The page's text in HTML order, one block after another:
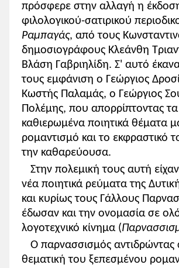
πρόσφερε στην αλλαγή η
φιλολογικού-σατιρικού
Ραμπαγάς, από τους
δημοσιογράφους Κλεάνθη
Βλάση Γαβριηλίδη. Σ' αυτό
τους εμφάνιση ο Γεώργιος
Κωστής Παλαμάς, ο Γεώργιος
Πολέμης, που απορρίπτοντας
καθιερωμένα ποιητικά θέματα
ρομαντισμό και το εκφραστικό
την καθαρεύουσα.
Στην πολεμική τους αυτή
νέα ποιητικά ρεύματα της
και κυρίως τους Γάλλους
έδωσαν και την ονομασία σε
λογοτεχνικό κίνημα (
Ο παρνασσισμός αντιδρώντας
θεματική του ξεπεσμένου